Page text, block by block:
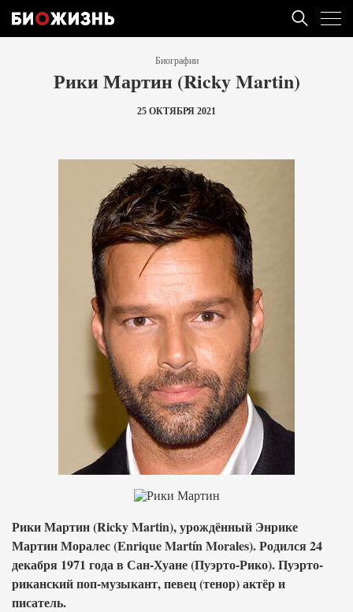
Биографии
Рики Мартин (Ricky Martin)
25 ОКТЯБРЯ 2021
Рики Мартин (Ricky Martin), урождённый Энрике
Мартин Моралес (Enrique Martín Morales). Родился 24
декабря 1971 года в Сан-Хуане (Пуэрто-Рико). Пуэрто-
риканский поп-музыкант, певец (тенор) актёр и
писатель.